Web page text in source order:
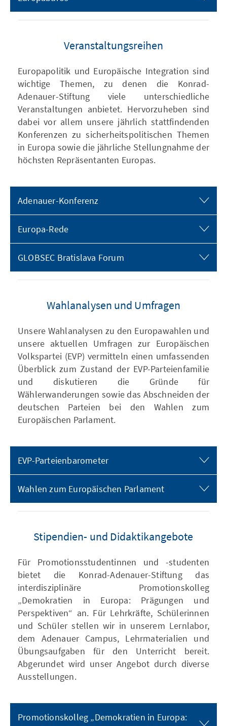
Veranstaltungsreihen
Europapolitik und Europäische Integration sind
wichtige Themen, zu denen die Konrad-
Adenauer-Stiftung viele unterschiedliche
Veranstaltungen anbietet. Hervorzuheben sind
dabei vor allem unsere jährlich stattfindenden
Konferenzen zu sicherheitspolitischen Themen
in Europa sowie die jährliche Stellungnahme der
höchsten Repräsentanten Europas.
Adenauer-Konferenz
Europa-Rede
GLOBSEC Bratislava Forum
Wahlanalysen und Umfragen
Unsere Wahlanalysen zu den Europawahlen und
unsere aktuellen Umfragen zur Europäischen
Volkspartei (EVP) vermitteln einen umfassenden
Überblick zum Zustand der EVP-Parteienfamilie
und diskutieren die Gründe für
Wählerwanderungen sowie das Abschneiden der
deutschen Parteien bei den Wahlen zum
Europäischen Parlament.
EVP-Parteienbarometer
Wahlen zum Europäischen Parlament
Stipendien- und Didaktikangebote
Für Promotionsstudentinnen und -studenten
bietet die Konrad-Adenauer-Stiftung das
interdisziplinäre Promotionskolleg
„Demokratien in Europa: Prägungen und
Perspektiven“ an. Für Lehrkräfte, Schülerinnen
und Schüler stellen wir in unserem Lernlabor,
dem Adenauer Campus, Lehrmaterialien und
Übungsaufgaben für den Unterricht bereit.
Abgerundet wird unser Angebot durch diverse
Ausstellungen.
Promotionskolleg „Demokratien in Europa: